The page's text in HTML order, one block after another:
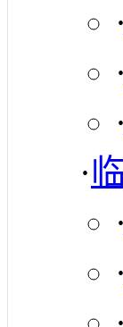
·
·
·
·
·
·